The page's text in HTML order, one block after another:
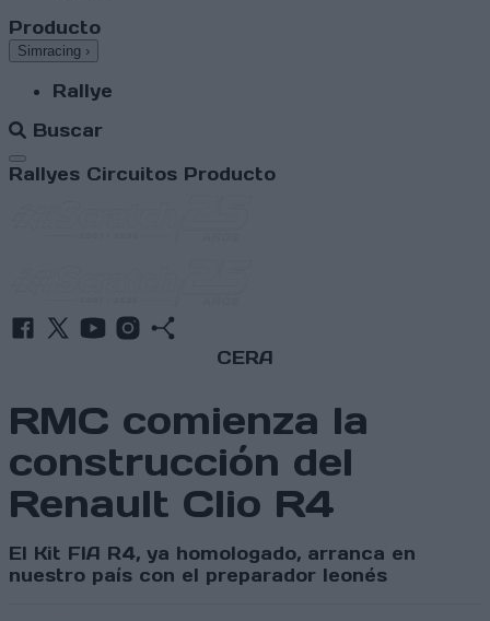
Producto
Simracing ›
Rallye
Buscar
Abrir menú
Rallyes Circuitos Producto
CERA
RMC comienza la
construcción del
Renault Clio R4
El Kit FIA R4, ya homologado, arranca en
nuestro país con el preparador leonés